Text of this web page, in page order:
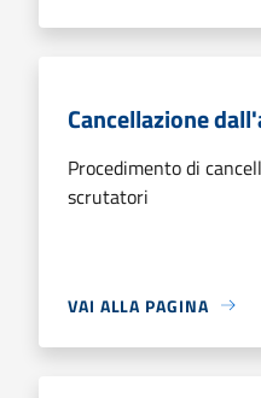
Cancellazione
Procedimento di
scrutatori
VAI ALLA PAGINA